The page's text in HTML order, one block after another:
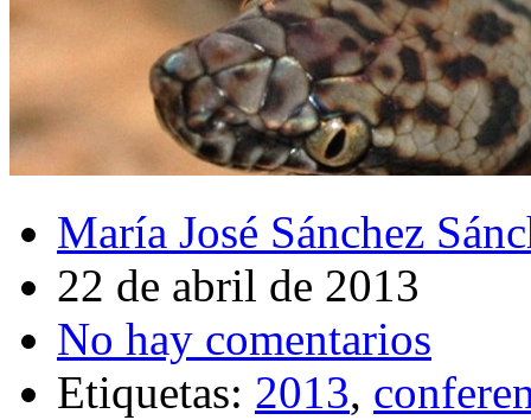
María José Sánchez
22 de abril de 2013
No hay comentarios
Etiquetas: 2013,